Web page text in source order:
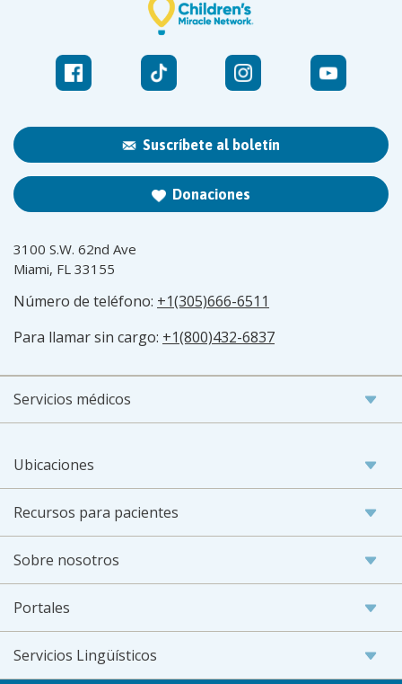
Suscríbete al boletín
Donaciones
3100 S.W. 62nd Ave
Miami, FL 33155
Número de teléfono: +1(305)666-6511
Para llamar sin cargo: +1(800)432-6837
Servicios médicos
Ubicaciones
Recursos para pacientes
Sobre nosotros
Portales
Servicios Lingüísticos